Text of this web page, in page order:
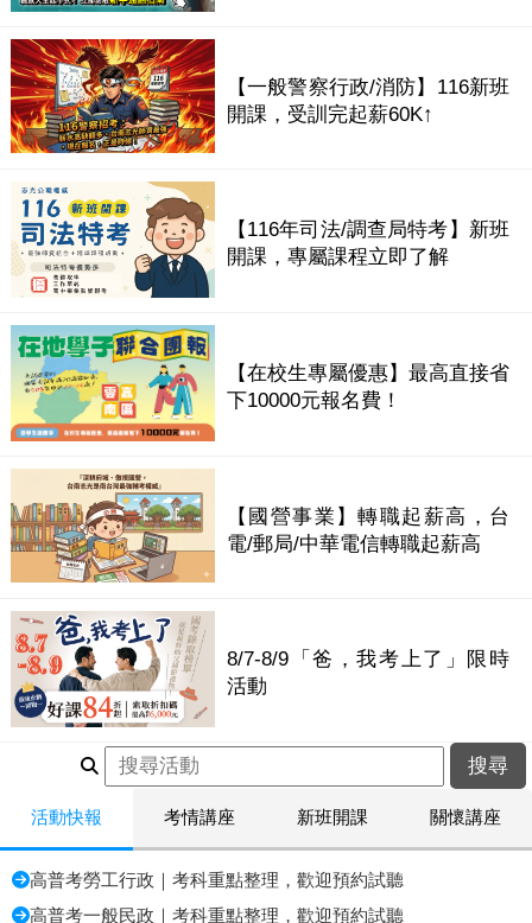
【一般警察行政/消防】116新班
開課，受訓完起薪60K↑
【116年司法/調查局特考】新班
開課，專屬課程立即了解
【在校生專屬優惠】最高直接省
下10000元報名費！
【國營事業】轉職起薪高，台
電/郵局/中華電信轉職起薪高
8/7-8/9「爸，我考上了」限時
活動
活動快報 考情講座 新班開課 關懷講座
高普考勞工行政｜考科重點整理，歡迎預約試聽
高普考一般民政｜考科重點整理，歡迎預約試聽